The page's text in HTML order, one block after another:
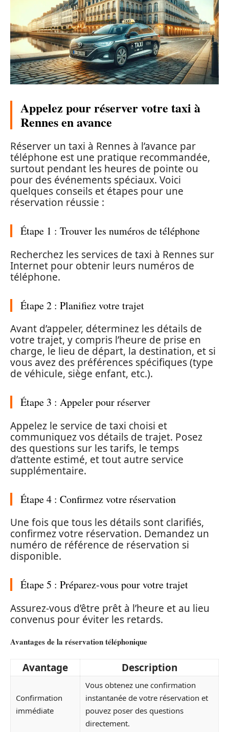
Appelez pour réserver votre taxi à
Rennes en avance
Réserver un taxi à Rennes à l’avance par
téléphone est une pratique recommandée,
surtout pendant les heures de pointe ou
pour des événements spéciaux. Voici
quelques conseils et étapes pour une
réservation réussie :
Étape 1 : Trouver les numéros de téléphone
Recherchez les services de taxi à Rennes sur
Internet pour obtenir leurs numéros de
téléphone.
Étape 2 : Planifiez votre trajet
Avant d’appeler, déterminez les détails de
votre trajet, y compris l’heure de prise en
charge, le lieu de départ, la destination, et si
vous avez des préférences spécifiques (type
de véhicule, siège enfant, etc.).
Étape 3 : Appeler pour réserver
Appelez le service de taxi choisi et
communiquez vos détails de trajet. Posez
des questions sur les tarifs, le temps
d’attente estimé, et tout autre service
supplémentaire.
Étape 4 : Confirmez votre réservation
Une fois que tous les détails sont clarifiés,
confirmez votre réservation. Demandez un
numéro de référence de réservation si
disponible.
Étape 5 : Préparez-vous pour votre trajet
Assurez-vous d’être prêt à l’heure et au lieu
convenus pour éviter les retards.
Avantages de la réservation téléphonique
Avantage Description
Confirmation
immédiate
Vous obtenez une confirmation
instantanée de votre réservation et
pouvez poser des questions
directement.